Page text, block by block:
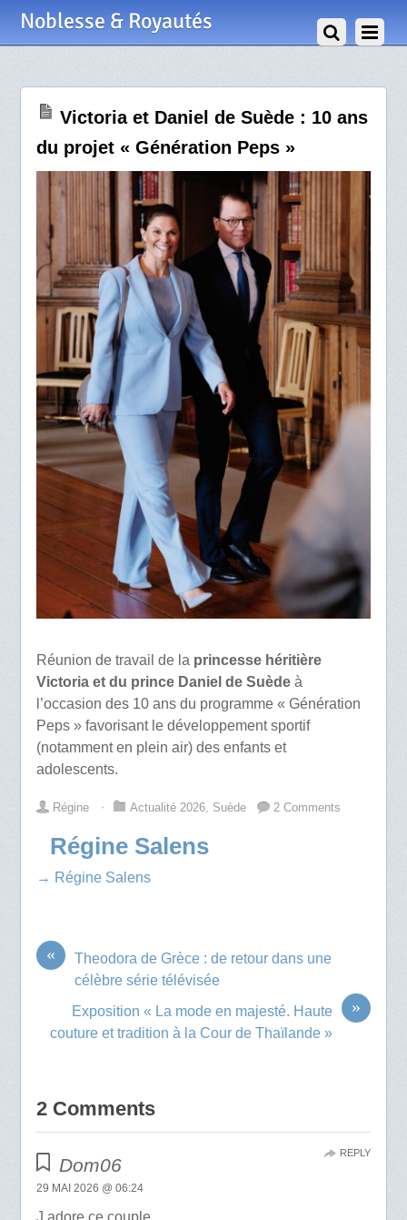
Noblesse & Royautés
Victoria et Daniel de Suède : 10 ans
du projet « Génération Peps »
Réunion de travail de la princesse héritière
Victoria et du prince Daniel de Suèdeà
l’occasion des 10 ans du programme « Génération
Peps » favorisant le développement sportif
(notamment en plein air) des enfants et
adolescents.
Régine ⋅ Actualité 2026, Suède 2 Comments
Régine Salens
→ Régine Salens
«
Theodora de Grèce : de retour dans une
célèbre série télévisée
»
Exposition « La mode en majesté. Haute
couture et tradition à la Cour de Thaïlande »
2 Comments
Dom06
29 MAI 2026 @ 06:24
REPLY